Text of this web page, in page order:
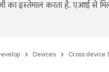
का इस्तेमाल करता है. एआई से
Devices Cross device